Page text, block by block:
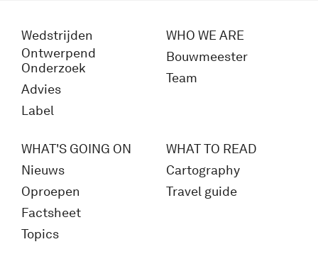
Wedstrijden
Ontwerpend
Onderzoek
Advies
Label
WHO WE ARE
Bouwmeester
Team
WHAT'S GOING ON
Nieuws
Oproepen
Factsheet
Topics
WHAT TO READ
Cartography
Travel guide